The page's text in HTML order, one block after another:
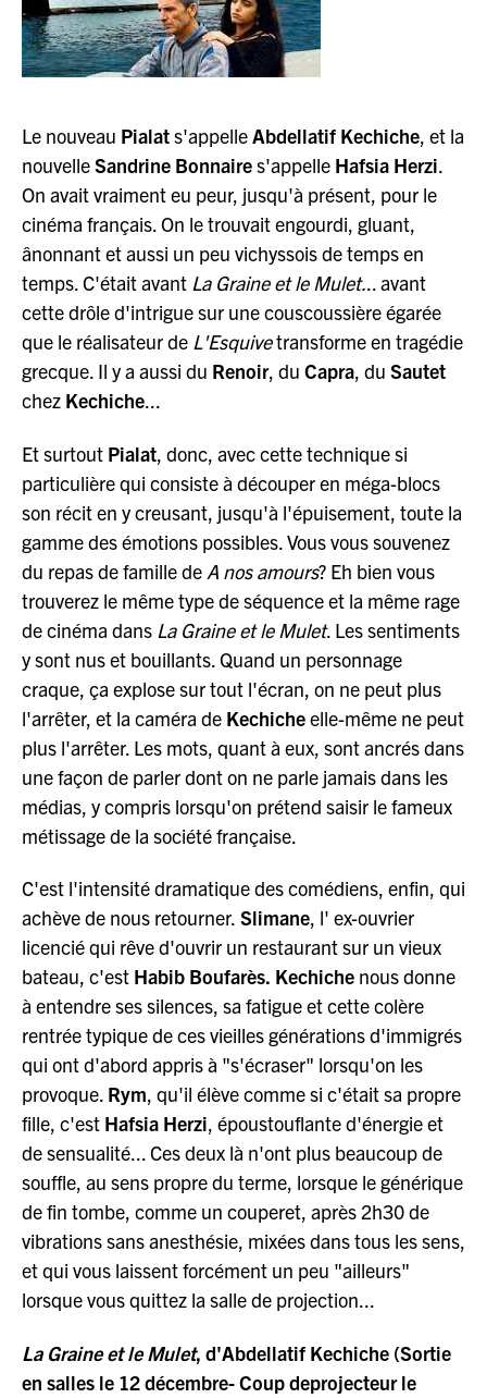
JAZZENDA
ESPACEPREMIUM
Le nouveau Pialats'appelleAbdellatif Kechiche, et la
nouvelleSandrine Bonnaires'appelle Hafsia Herzi.
On avait vraiment eu peur, jusqu'à présent, pour le
cinéma français. On le trouvait engourdi, gluant,
ânonnant et aussi un peu vichyssois de temps en
temps. C'était avant La Graine et le Mulet... avant
cette drôle d'intrigue sur une couscoussière égarée
que le réalisateur de L'Esquivetransforme en tragédie
grecque. Il y a aussi du Renoir, du Capra, du Sautet
chez Kechiche...
Et surtout Pialat , donc, avec cette technique si
particulière qui consiste à découper en méga-blocs
son récit en y creusant, jusqu'à l'épuisement, toute la
gamme des émotions possibles. Vous vous souvenez
du repas de famille de A nos amours? Eh bien vous
trouverez le même type de séquence et la même rage
de cinéma dans La Graine et le Mulet. Les sentiments
y sont nus et bouillants. Quand un personnage
craque, ça explose sur tout l'écran, on ne peut plus
l'arrêter, et la caméra de Kechicheelle-même ne peut
plus l'arrêter. Les mots, quant à eux, sont ancrés dans
une façon de parler dont on ne parle jamais dans les
médias, y compris lorsqu'on prétend saisir le fameux
métissage de la société française.
C'est l'intensité dramatique des comédiens, enfin, qui
achève de nous retourner. Slimane, l' ex-ouvrier
licencié qui rêve d'ouvrir un restaurant sur un vieux
bateau, c'est Habib Boufarès. Kechiche nous donne
à entendre ses silences, sa fatigue et cette colère
rentrée typique de ces vieilles générations d'immigrés
qui ont d'abord appris à "s'écraser" lorsqu'on les
provoque. Rym, qu'il élève comme si c'était sa propre
fille, c'est Hafsia Herzi, époustouflante d'énergie et
de sensualité... Ces deux là n'ont plus beaucoup de
souffle, au sens propre du terme, lorsque le générique
de fin tombe, comme un couperet, après 2h30 de
vibrations sans anesthésie, mixées dans tous les sens,
et qui vous laissent forcément un peu "ailleurs"
lorsque vous quittez la salle de projection...
La Graine et le Mulet, d'Abdellatif Kechiche (Sortie
en salles le 12 décembre- Coup deprojecteur le